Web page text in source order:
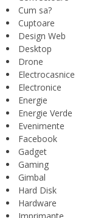
Cum sa?
Cuptoare
Design Web
Desktop
Drone
Electrocasnice
Electronice
Energie
Energie Verde
Evenimente
Facebook
Gadget
Gaming
Gimbal
Hard Disk
Hardware